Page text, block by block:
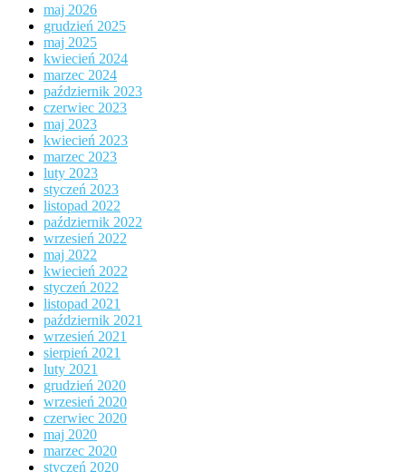
maj 2026
grudzień 2025
maj 2025
kwiecień 2024
marzec 2024
październik 2023
czerwiec 2023
maj 2023
kwiecień 2023
marzec 2023
luty 2023
styczeń 2023
listopad 2022
październik 2022
wrzesień 2022
maj 2022
kwiecień 2022
styczeń 2022
listopad 2021
październik 2021
wrzesień 2021
sierpień 2021
luty 2021
grudzień 2020
wrzesień 2020
czerwiec 2020
maj 2020
marzec 2020
styczeń 2020